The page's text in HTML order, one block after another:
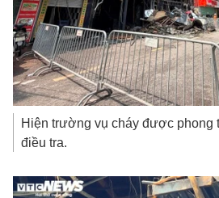
Hiện trường vụ cháy được phong
điều tra.